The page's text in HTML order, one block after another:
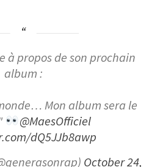
à propos de son prochain
album :
Mon album sera le
@MaesOfficiel
dQ5JJb8awp
October 24,